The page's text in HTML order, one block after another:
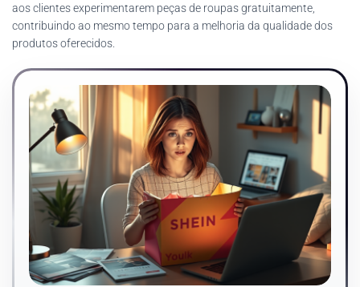
aos clientes experimentarem peças de roupas gratuitamente,
contribuindo ao mesmo tempo para a melhoria da qualidade dos
produtos oferecidos.